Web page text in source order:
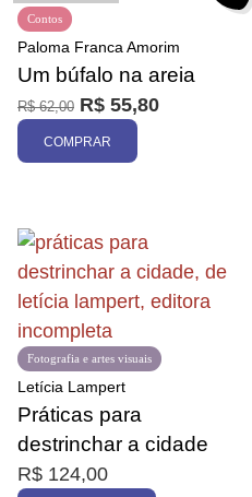
Contos
Paloma Franca Amorim
Um búfalo na areia
R$62,00 R$ 55,80
COMPRAR
Fotografia e artes visuais
Letícia Lampert
Práticas para
destrinchar a cidade
R$ 124,00